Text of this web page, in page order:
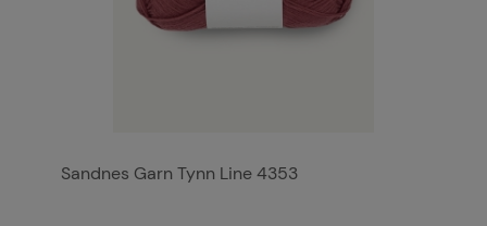
Sandnes Garn Tynn Line 4353